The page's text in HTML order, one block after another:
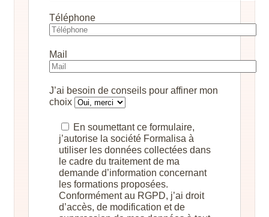
Téléphone
Mail
J’ai besoin de conseils pour affiner mon
choix
En soumettant ce formulaire,
j’autorise la société Formalisa à
utiliser les données collectées dans
le cadre du traitement de ma
demande d’information concernant
les formations proposées.
Conformément au RGPD, j’ai droit
d’accès, de modification et de